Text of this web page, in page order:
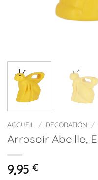
ACCUEIL / DÉCORATION /
Arrosoir Abeille,
9,95 €